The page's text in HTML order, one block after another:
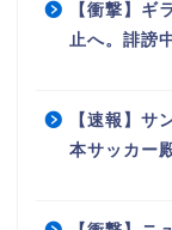
【衝撃】ギ
止へ。誹謗
【速報】サ
本サッカー